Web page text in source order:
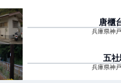
唐櫃
兵庫県神
五社
兵庫県神